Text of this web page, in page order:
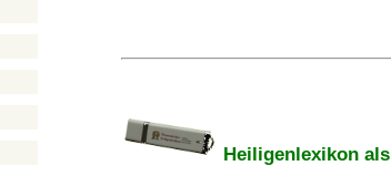
Heiligenlexikon